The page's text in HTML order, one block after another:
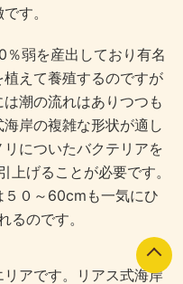
す。
弱を産出しており有名
えて養殖するのですが
潮の流れはありつつも
岸の複雑な形状が適し
についたバクテリアを
上げることが必要です。
０～60cmも一気にひ
るのです。
アです。リアス式海岸